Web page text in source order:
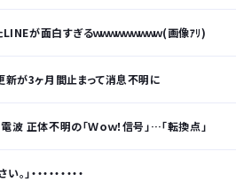
が面白すぎるｗｗｗｗｗｗｗｗｗ(画像ｱﾘ)
が3ヶ月間止まって消息不明に
正体不明の「Ｗｏｗ！信号」…「転換点」
・・・・・・・・・